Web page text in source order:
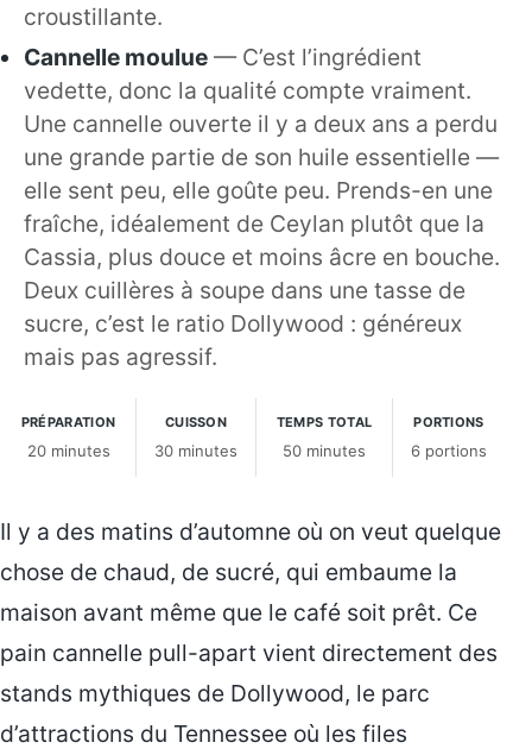
croustillante.
Cannelle moulue — C’est l’ingrédient
vedette, donc la qualité compte vraiment.
Une cannelle ouverte il y a deux ans a perdu
une grande partie de son huile essentielle —
elle sent peu, elle goûte peu. Prends-en une
fraîche, idéalement de Ceylan plutôt que la
Cassia, plus douce et moins âcre en bouche.
Deux cuillères à soupe dans une tasse de
sucre, c’est le ratio Dollywood : généreux
mais pas agressif.
PRÉPARATION
20 minutes
CUISSON
30 minutes
TEMPS TOTAL
50 minutes
PORTIONS
6 portions
Il y a des matins d’automne où on veut quelque
chose de chaud, de sucré, qui embaume la
maison avant même que le café soit prêt. Ce
pain cannelle pull-apart vient directement des
stands mythiques de Dollywood, le parc
d’attractions du Tennessee où les files